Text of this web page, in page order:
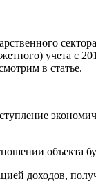
учета с
в статье.
доходов,